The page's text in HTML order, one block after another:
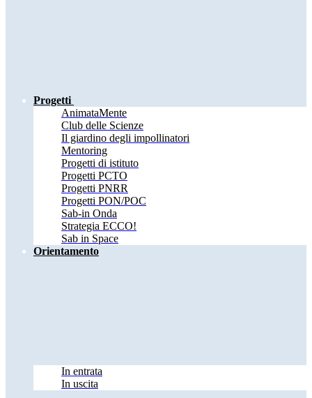
Progetti
AnimataMente
Club delle Scienze
Il giardino degli impollinatori
Mentoring
Progetti di istituto
Progetti PCTO
Progetti PNRR
Progetti PON/POC
Sab-in Onda
Strategia ECCO!
Sab in Space
Orientamento
In entrata
In uscita